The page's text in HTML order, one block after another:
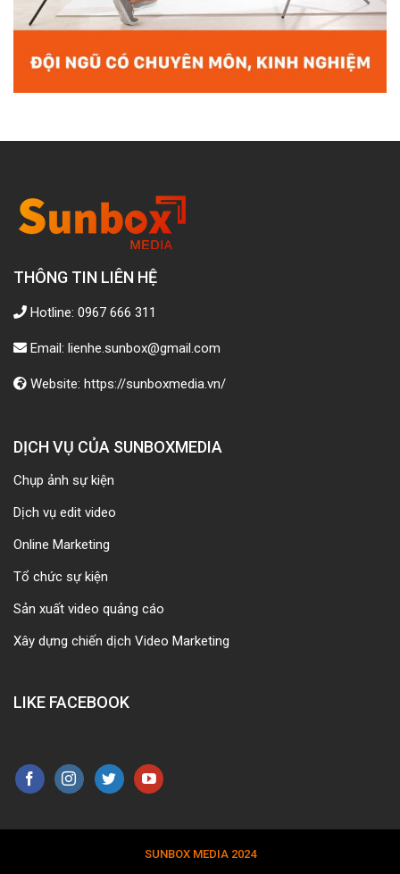
THÔNG TIN LIÊN HỆ
Hotline: 0967 666 311
Email: lienhe.sunbox@gmail.com
Website: https://sunboxmedia.vn/
DỊCH VỤ CỦA SUNBOXMEDIA
Chụp ảnh sự kiện
Dịch vụ edit video
Online Marketing
Tổ chức sự kiện
Sản xuất video quảng cáo
Xây dựng chiến dịch Video Marketing
LIKE FACEBOOK
SUNBOX MEDIA 2024